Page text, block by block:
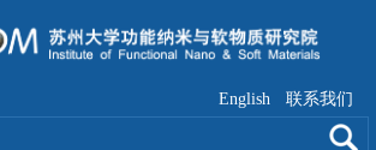
联系我们
English